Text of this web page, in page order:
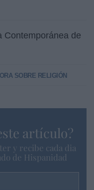
Contemporánea de
SOBRE RELIGIÓN
artículo?
y recibe cada dia
de Hispanidad